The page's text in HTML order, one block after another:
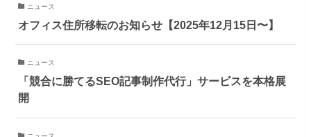
ニュース
オフィス住所移転のお知らせ【2025年12月15日〜】
ニュース
「競合に勝てるSEO記事制作代行」サービスを本格展
開